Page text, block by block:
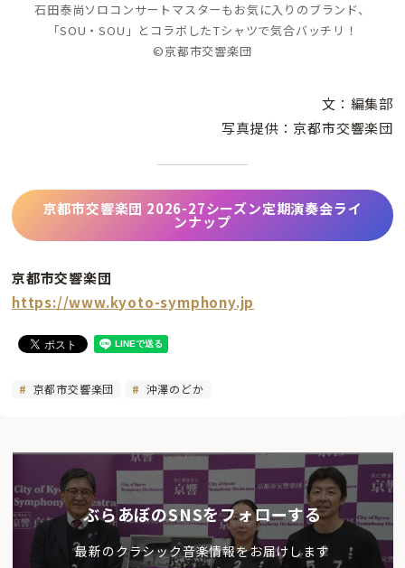
石田泰尚ソロコンサートマスターもお気に入りのブランド、
「SOU・SOU」とコラボしたTシャツで気合バッチリ！
©京都市交響楽団
文：編集部
写真提供：京都市交響楽団
京都市交響楽団 2026-27シーズン定期演奏会ライ
ンナップ
京都市交響楽団
https://www.kyoto-symphony.jp
京都市交響楽団 沖澤のどか
ぶらあぼのSNSをフォローする
最新のクラシック音楽情報をお届けします